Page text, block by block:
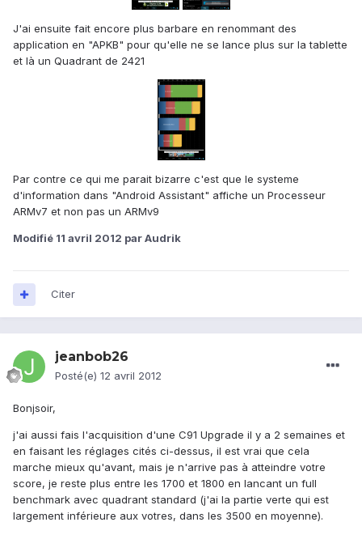
J'ai ensuite fait encore plus barbare en renommant des
application en "APKB" pour qu'elle ne se lance plus sur la tablette
et là un Quadrant de 2421
Par contre ce qui me parait bizarre c'est que le systeme
d'information dans "Android Assistant" affiche un Processeur
ARMv7 et non pas un ARMv9
Modifié 11 avril 2012 par Audrik
Citer
jeanbob26
Posté(e) 12 avril 2012
Bonjsoir,
j'ai aussi fais l'acquisition d'une C91 Upgrade il y a 2 semaines et
en faisant les réglages cités ci-dessus, il est vrai que cela
marche mieux qu'avant, mais je n'arrive pas à atteindre votre
score, je reste plus entre les 1700 et 1800 en lancant un full
benchmark avec quadrant standard (j'ai la partie verte qui est
largement inférieure aux votres, dans les 3500 en moyenne).